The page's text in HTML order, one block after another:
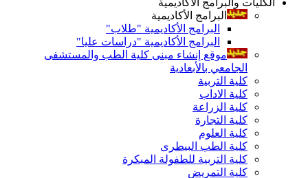
البرامج الأكاديمية
البرامج الأكاديمية "طلاب"
البرامج الأكاديمية "دراسات عليا"
موقع إنشاء مبنى كلية الطب والمستشفى
الجامعي بالأبعادية
كلية التربية
كلية الاداب
كلية الزراعة
كلية التجارة
كلية العلوم
كلية الطب البيطرى
كلية التربية للطفولة المبكرة
كلية التمريض